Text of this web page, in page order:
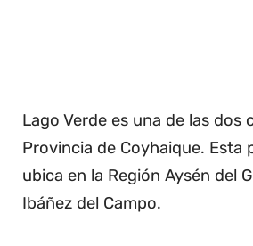
Lago Verde es una de las dos
Provincia de Coyhaique. Esta
ubica en la Región Aysén del
Ibáñez del Campo.